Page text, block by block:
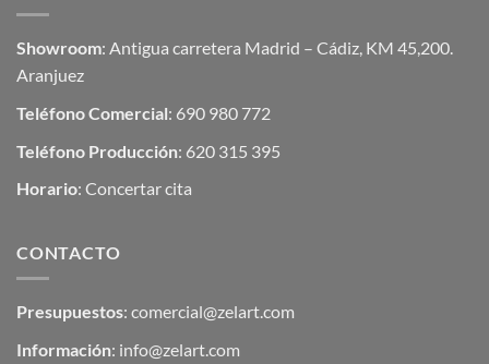
Showroom: Antigua carretera Madrid – Cádiz, KM 45,200.
Aranjuez
Teléfono Comercial: 690 980 772
Teléfono Producción: 620 315 395
Horario: Concertar cita
CONTACTO
Presupuestos: comercial@zelart.com
Información: info@zelart.com